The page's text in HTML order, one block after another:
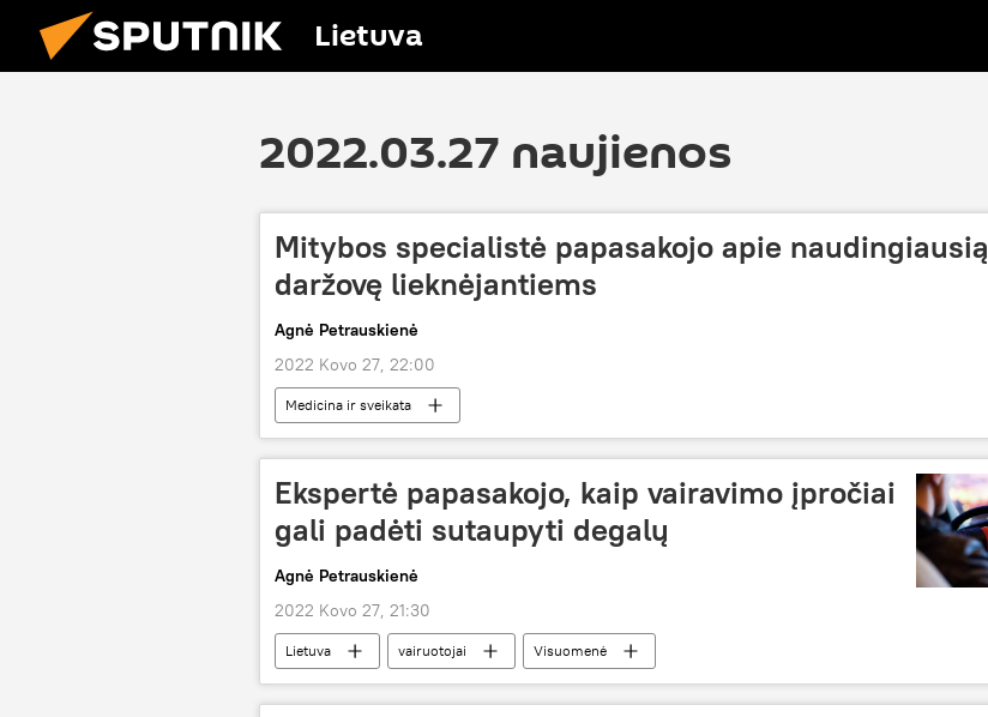
Lietuva
2022.03.27 naujienos
Mitybos specialistė papasakojo apie naudingiausią
daržovę lieknėjantiems
Agnė Petrauskienė
2022 Kovo 27, 22:00
Medicina ir sveikata
Ekspertė papasakojo, kaip vairavimo įpročiai
gali padėti sutaupyti degalų
Agnė Petrauskienė
2022 Kovo 27, 21:30
Lietuva vairuotojai Visuomenė